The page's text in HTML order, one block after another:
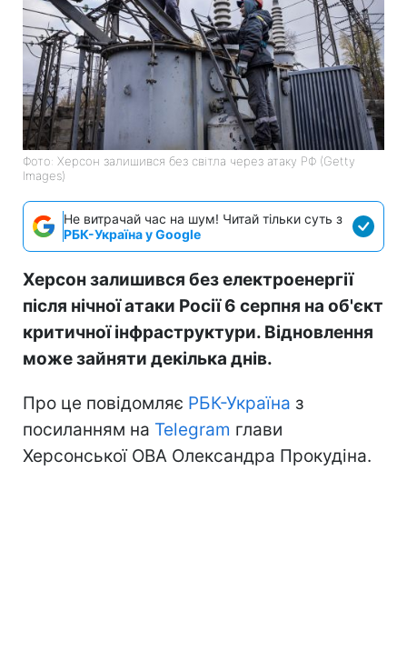
Фото: Херсон залишився без світла через атаку РФ (Getty
Images)
Не витрачай час на шум! Читай тільки суть з
РБК-Україна у Google
Херсон залишився без електроенергії
після нічної атаки Росії 6 серпня на об'єкт
критичної інфраструктури. Відновлення
може зайняти декілька днів.
Про це повідомляє РБК-Україна з
посиланням на Telegram глави
Херсонської ОВА Олександра Прокудіна.